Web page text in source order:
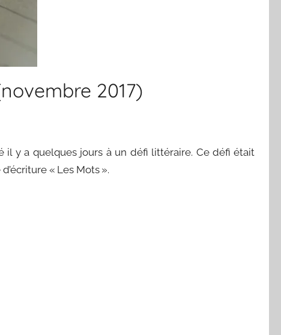
2017)
il y a quelques jours à un défi littéraire. Ce défi était
« Les Mots ».